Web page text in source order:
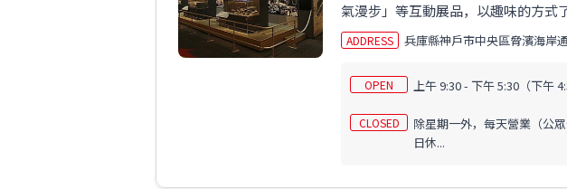
氣漫步」等互動展品，以趣味的方式
ADDRESS 兵庫縣神戶市中央區脅濱海岸
OPEN 上午 9:30 - 下午 5:30（下午
CLOSED
除星期一外，每天營業（公
日休...